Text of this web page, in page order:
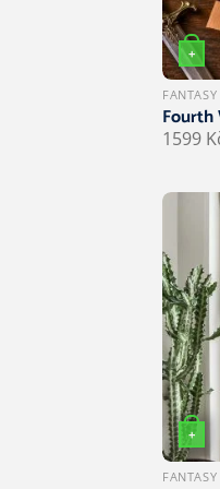
+
Tento
FANTASY
Fourth
1599
+
FANTASY